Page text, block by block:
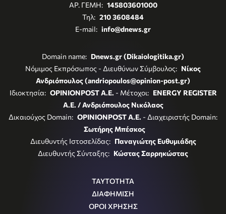
ΑΡ. ΓΕΜΗ: 145803601000
Τηλ: 210 3608484
E-mail: info@dnews.gr
Domain name: Dnews.gr (Dikaiologitika.gr)
Νόμιμος Εκπρόσωπος - Διευθύνων Σύμβουλος: Νίκος
Ανδριόπουλος (andriopoulos@opinion-post.gr)
Ιδιοκτησία: OPINIONPOST A.E. - Μέτοχοι: ENERGY REGISTER
Α.Ε. / Ανδριόπουλος Νικόλαος
Δικαιούχος Domain: OPINIONPOST A.E. - Διαχειριστής Domain:
Σωτήρης Μπέσκος
Διευθυντής Ιστοσελίδας: Παναγιώτης Ευθυμιάδης
Διευθυντής Σύνταξης: Κώστας Σαρρηκώστας
ΤΑΥΤΟΤΗΤΑ
ΔΙΑΦΗΜΙΣΗ
ΟΡΟΙ ΧΡΗΣΗΣ